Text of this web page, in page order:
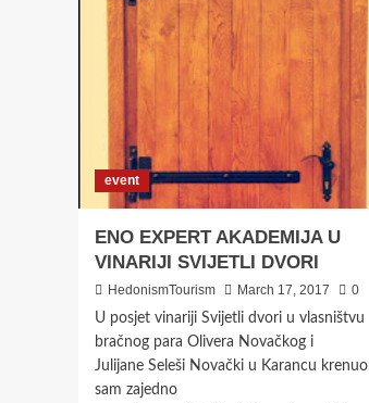
event
ENO EXPERT AKADEMIJA U
VINARIJI SVIJETLI DVORI
HedonismTourism March 17, 2017
0
U posjet vinariji Svijetli dvori u vlasništvu
bračnog para Olivera Novačkog i
Julijane Seleši Novački u Karancu krenuo
sam zajedno